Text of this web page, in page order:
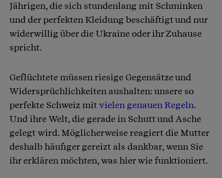
Jährigen, die sich stundenlang mit Schminken
und der perfekten Kleidung beschäftigt und nur
widerwillig über die Ukraine oder ihr Zuhause
spricht.
Geflüchtete müssen riesige Gegensätze und
Widersprüchlichkeiten aushalten: unsere so
perfekte Schweiz mitvielen genauen Regeln.
Und ihre Welt, die gerade in Schutt und Asche
gelegt wird. Möglicherweise reagiert die Mutter
deshalb häufiger gereizt als dankbar, wenn Sie
ihr erklären möchten, was hier wie funktioniert.